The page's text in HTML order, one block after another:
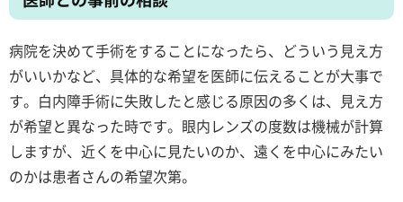
病院を決めて手術をすることになったら、どういう見え方
がいいかなど、具体的な希望を医師に伝えることが大事で
す。白内障手術に失敗したと感じる原因の多くは、見え方
が希望と異なった時です。眼内レンズの度数は機械が計算
しますが、近くを中心に見たいのか、遠くを中心にみたい
のかは患者さんの希望次第。